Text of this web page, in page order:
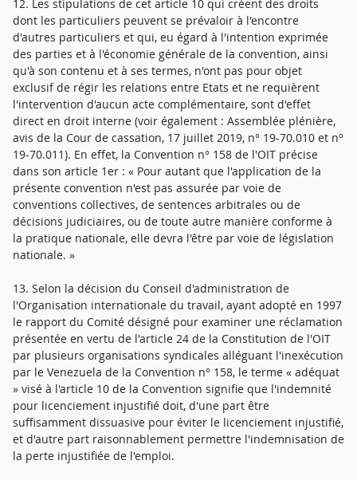
12. Les stipulations de cet article 10 qui créent des droits
dont les particuliers peuvent se prévaloir à l'encontre
d'autres particuliers et qui, eu égard à l'intention exprimée
des parties et à l'économie générale de la convention, ainsi
qu'à son contenu et à ses termes, n'ont pas pour objet
exclusif de régir les relations entre Etats et ne requièrent
l'intervention d'aucun acte complémentaire, sont d'effet
direct en droit interne (voir également : Assemblée plénière,
avis de la Cour de cassation, 17 juillet 2019, n° 19-70.010 et n°
19-70.011). En effet, la Convention n° 158 de l'OIT précise
dans son article 1er : « Pour autant que l'application de la
présente convention n'est pas assurée par voie de
conventions collectives, de sentences arbitrales ou de
décisions judiciaires, ou de toute autre manière conforme à
la pratique nationale, elle devra l'être par voie de législation
nationale. »
13. Selon la décision du Conseil d'administration de
l'Organisation internationale du travail, ayant adopté en 1997
le rapport du Comité désigné pour examiner une réclamation
présentée en vertu de l'article 24 de la Constitution de l'OIT
par plusieurs organisations syndicales alléguant l'inexécution
par le Venezuela de la Convention n° 158, le terme « adéquat
» visé à l'article 10 de la Convention signifie que l'indemnité
pour licenciement injustifié doit, d'une part être
suffisamment dissuasive pour éviter le licenciement injustifié,
et d'autre part raisonnablement permettre l'indemnisation de
la perte injustifiée de l'emploi.